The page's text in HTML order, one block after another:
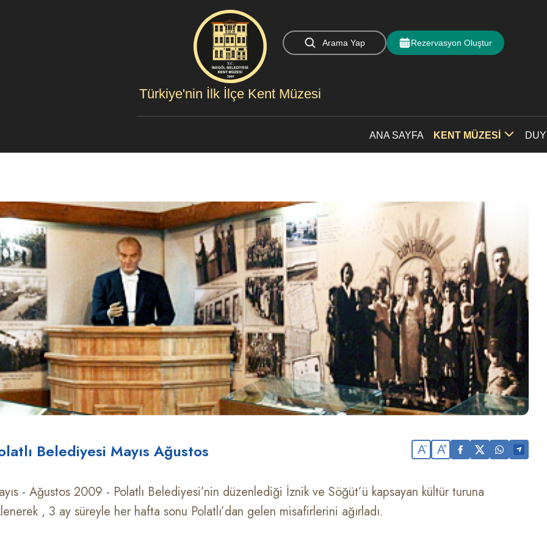
ANA SAYFA KENT MÜZESİ
Türkiye'nin İlk İlçe Kent Müzesi
Arama Yap Rezervasyon Oluştur
Belediyesi Mayıs Ağustos A A
- Ağustos 2009 - Polatlı Belediyesi’nin düzenlediği İznik ve Söğüt’ü kapsayan kültür turuna
, 3 ay süreyle her hafta sonu Polatlı’dan gelen misafirlerini ağırladı.